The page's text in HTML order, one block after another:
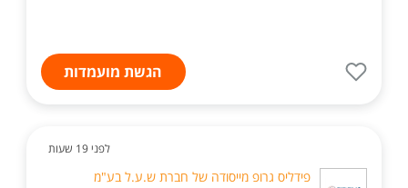
הגשת מועמדות
לפני 19 שעות
פידליס גרופ מייסודה של חברת ש.ע.ל בע"מ